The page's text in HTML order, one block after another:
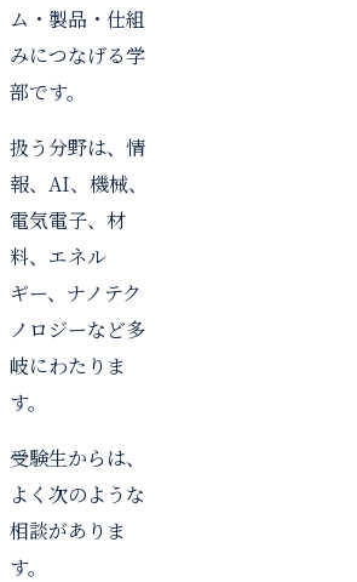
ム・製品・仕組
みにつなげる学
部です。
扱う分野は、情
報、AI、機械、
電気電子、材
料、エネル
ギー、ナノテク
ノロジーなど多
岐にわたりま
す。
受験生からは、
よく次のような
相談がありま
す。